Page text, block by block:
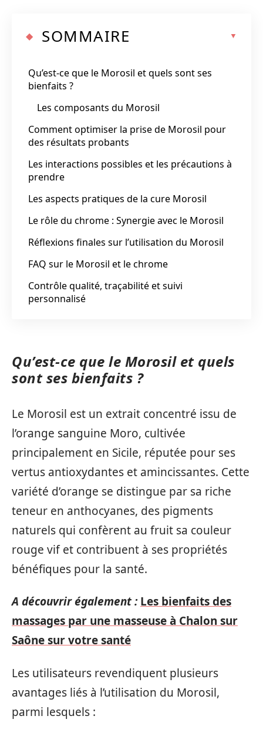
SOMMAIRE
Qu’est-ce que le Morosil et quels sont ses
bienfaits ?
Les composants du Morosil
Comment optimiser la prise de Morosil pour
des résultats probants
Les interactions possibles et les précautions à
prendre
Les aspects pratiques de la cure Morosil
Le rôle du chrome : Synergie avec le Morosil
Réflexions finales sur l’utilisation du Morosil
FAQ sur le Morosil et le chrome
Contrôle qualité, traçabilité et suivi
personnalisé
Qu’est-ce que le Morosil et quels
sont ses bienfaits ?
Le Morosil est un extrait concentré issu de
l’orange sanguine Moro, cultivée
principalement en Sicile, réputée pour ses
vertus antioxydantes et amincissantes. Cette
variété d’orange se distingue par sa riche
teneur en anthocyanes, des pigments
naturels qui confèrent au fruit sa couleur
rouge vif et contribuent à ses propriétés
bénéfiques pour la santé.
A découvrir également : Les bienfaits des
massages par une masseuse à Chalon sur
Saône sur votre santé
Les utilisateurs revendiquent plusieurs
avantages liés à l’utilisation du Morosil,
parmi lesquels :